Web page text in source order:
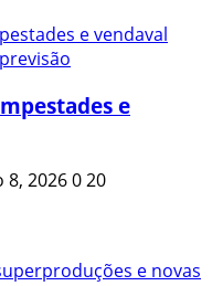
e
8, 2026020